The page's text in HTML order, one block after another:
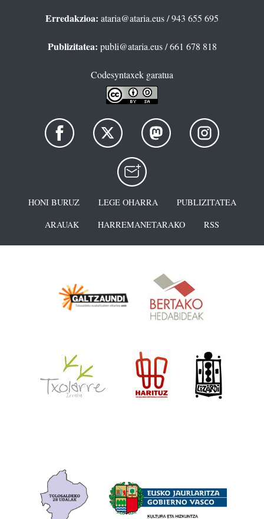
Erredakzioa: ataria@ataria.eus/ 943 655 695
Publizitatea: publi@ataria.eus/ 661 678 818
Codesyntaxek garatua
HONI BURUZ LEGE OHARRA
PUBLIZITATEA
ARAUAK
HARREMANETARAKO RSS